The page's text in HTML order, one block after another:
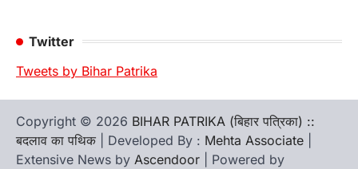
Twitter
Tweets by Bihar Patrika
Copyright © 2026 BIHAR PATRIKA (बिहार पत्रिका) ::
बदलाव का पथिक | Developed By : Mehta Associate
Extensive News by Ascendoor | Powered by